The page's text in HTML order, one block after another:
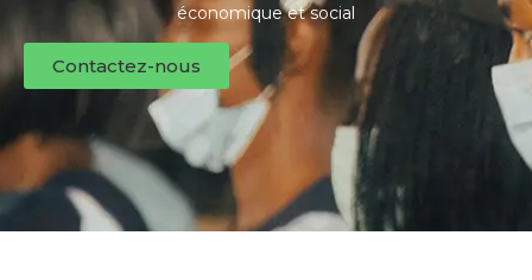
économique et social
Contactez-nous